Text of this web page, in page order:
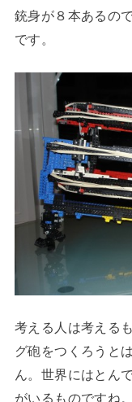
銃身が８本あるの
です。
考える人は考える
グ砲をつくろうと
ん。世界にはとん
がいるものですね。